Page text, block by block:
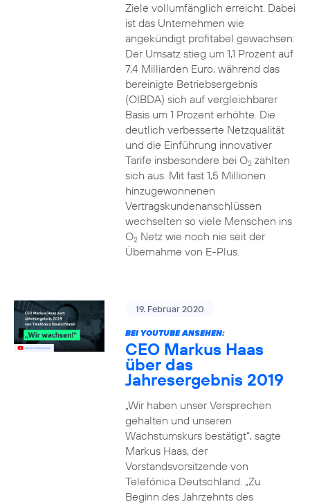
Ziele vollumfänglich erreicht. Dabei
ist das Unternehmen wie
angekündigt profitabel gewachsen:
Der Umsatz stieg um 1,1 Prozent auf
7,4 Milliarden Euro, während das
bereinigte Betriebsergebnis
(OIBDA) sich auf vergleichbarer
Basis um 1 Prozent erhöhte. Die
deutlich verbesserte Netzqualität
und die Einführung innovativer
Tarife insbesondere bei O2zahlten
sich aus. Mit fast 1,5 Millionen
hinzugewonnenen
Vertragskundenanschlüssen
wechselten so viele Menschen ins
O2Netz wie noch nie seit der
Übernahme von E-Plus.
19. Februar 2020
BEI YOUTUBE ANSEHEN:
CEO Markus Haas
über das
Jahresergebnis 2019
„Wir haben unser Versprechen
gehalten und unseren
Wachstumskurs bestätigt“, sagte
Markus Haas, der
Vorstandsvorsitzende von
Telefónica Deutschland. „Zu
Beginn des Jahrzehnts des